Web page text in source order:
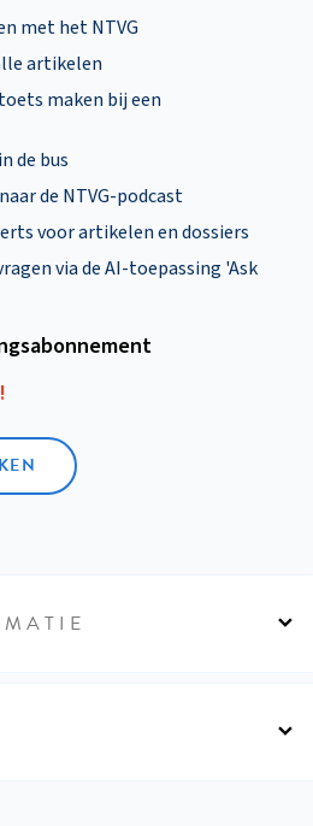
met het NTVG
artikelen
maken bij een
de bus
de NTVG-podcast
voor artikelen en dossiers
via de AI-toepassing 'Ask